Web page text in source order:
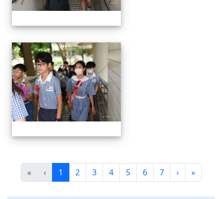
24屆文化國小畢業典禮
« ‹ 1 (current)
2 3 4 5 6 7 › »